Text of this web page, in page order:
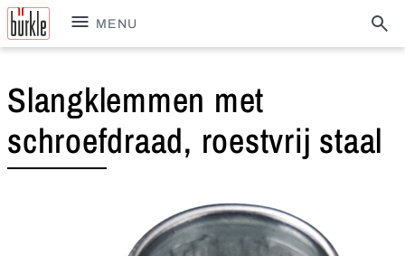
MENU
Slangklemmen met
schroefdraad, roestvrij staal